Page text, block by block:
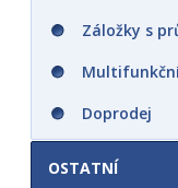
Záložky s
Doprodej
OSTATNÍ